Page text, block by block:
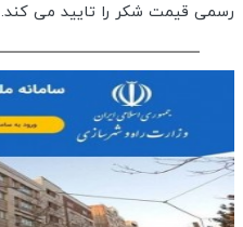
رسمی قیمت شکر را تایید می کند.